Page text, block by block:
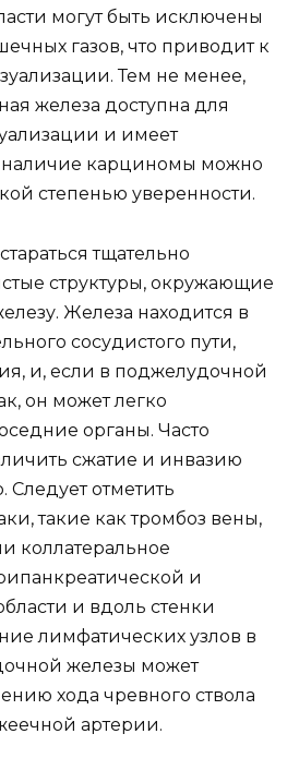
могут быть исключены
газов, что приводит к
Тем не менее,
железа доступна для
и имеет
карциномы можно
степенью уверенности.
тщательно
структуры, окружающие
Железа находится в
сосудистого пути,
и, если в поджелудочной
он может легко
органы. Часто
сжатие и инвазию
Следует отметить
такие как тромбоз вены,
коллатеральное
и
и вдоль стенки
лимфатических узлов в
железы может
хода чревного ствола
артерии.